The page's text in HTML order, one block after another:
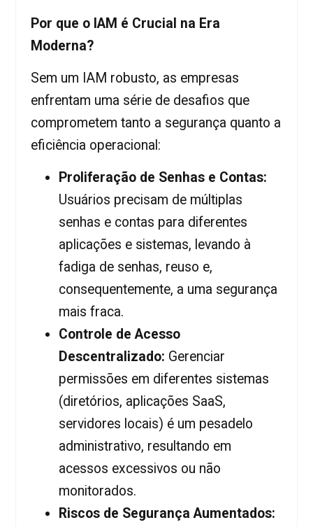
Por que o IAM é Crucial na Era
Moderna?
Sem um IAM robusto, as empresas
enfrentam uma série de desafios que
comprometem tanto a segurança quanto a
eficiência operacional:
Proliferação de Senhas e Contas:
Usuários precisam de múltiplas
senhas e contas para diferentes
aplicações e sistemas, levando à
fadiga de senhas, reuso e,
consequentemente, a uma segurança
mais fraca.
Controle de Acesso
Descentralizado: Gerenciar
permissões em diferentes sistemas
(diretórios, aplicações SaaS,
servidores locais) é um pesadelo
administrativo, resultando em
acessos excessivos ou não
monitorados.
Riscos de Segurança Aumentados: